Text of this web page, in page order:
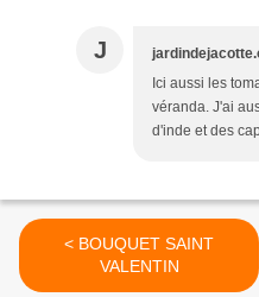
J
Ici aussi les
véranda. J'ai
d'inde et des
< BOUQUET SAINT
VALENTIN